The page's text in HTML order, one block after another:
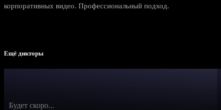
корпоративных видео. Профессиональный подход.
Ещё дикторы
Будет скоро...